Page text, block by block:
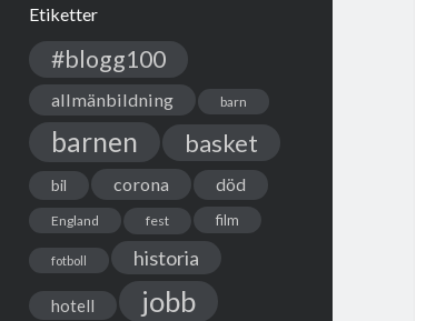
Etiketter
#blogg100
allmänbildning barn
barnen basket
bil corona död
England fest film
fotboll historia
hotell jobb